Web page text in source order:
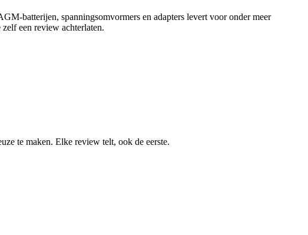
batterijen, spanningsomvormers en adapters levert voor onder meer
een review achterlaten.
te maken. Elke review telt, ook de eerste.